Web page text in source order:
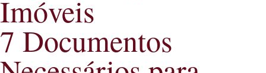
Imóveis
7 Documentos